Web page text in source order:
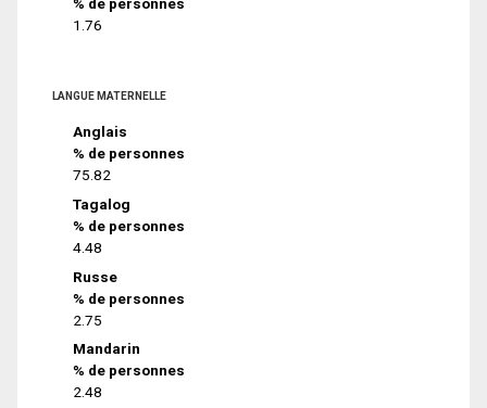
1.76
LANGUE MATERNELLE
Anglais
% de personnes
75.82
Tagalog
% de personnes
4.48
Russe
% de personnes
2.75
Mandarin
% de personnes
2.48